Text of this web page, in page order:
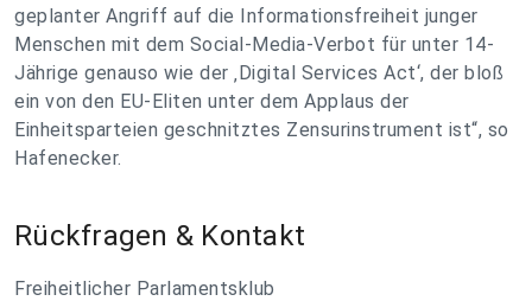
geplanter Angriff auf die Informationsfreiheit junger
Menschen mit dem Social-Media-Verbot für unter 14-
Jährige genauso wie der ‚Digital Services Act‘, der bloß
ein von den EU-Eliten unter dem Applaus der
Einheitsparteien geschnitztes Zensurinstrument ist“, so
Hafenecker.
Rückfragen & Kontakt
Freiheitlicher Parlamentsklub